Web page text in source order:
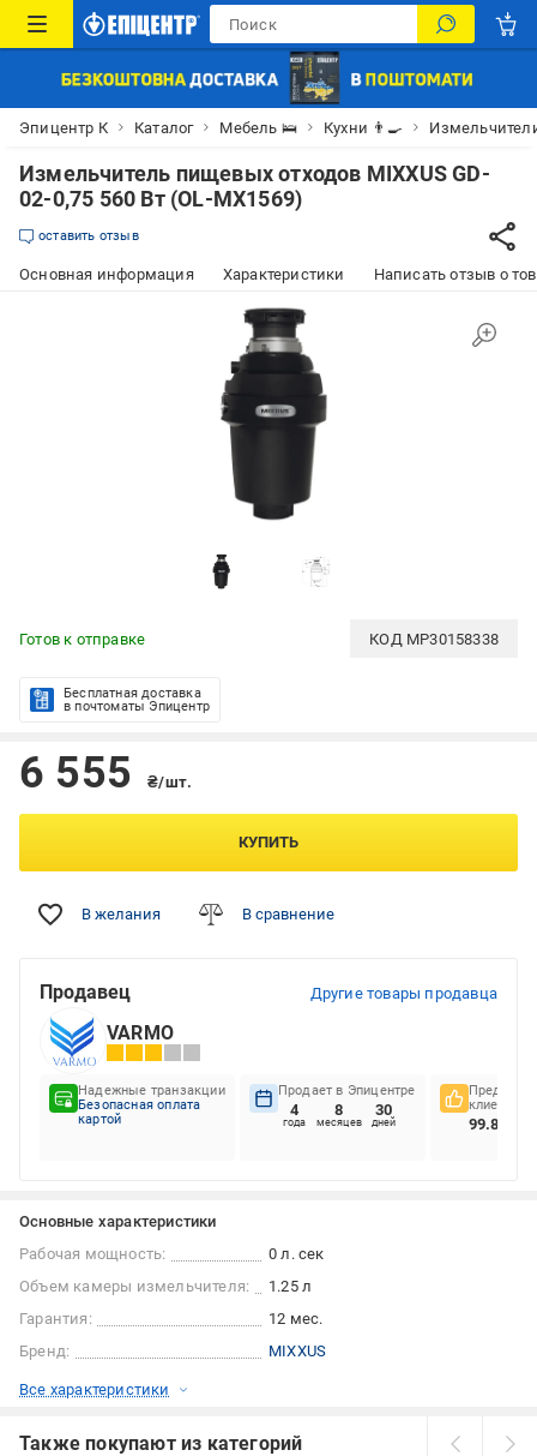
Эпицентр К Каталог Мебель 🛌 Кухни 👨‍🍳
Измельчитель пищевых отходов MIXXUS GD-
02-0,75 560 Вт (OL-MX1569)
оставить отзыв
Основная информация Характеристики Написать отзыв о
Готов к отправке КОД MP30158338
Бесплатная доставка
в почтоматы Эпицентр
6 555 ₴/шт.
КУПИТЬ
В желания В сравнение
Продавец Другие товары продавца
VARMO
Надежные транзакции
Безопасная оплата
картой
Продает в Эпицентре
4
года
8
месяцев
30
дней
клиентов
99.86%
Основные характеристики
Рабочая мощность:
0 л. сек
Объем камеры измельчителя:
1.25 л
Гарантия:
12 мес.
Бренд:
MIXXUS
Все характеристики
Также покупают из категорий